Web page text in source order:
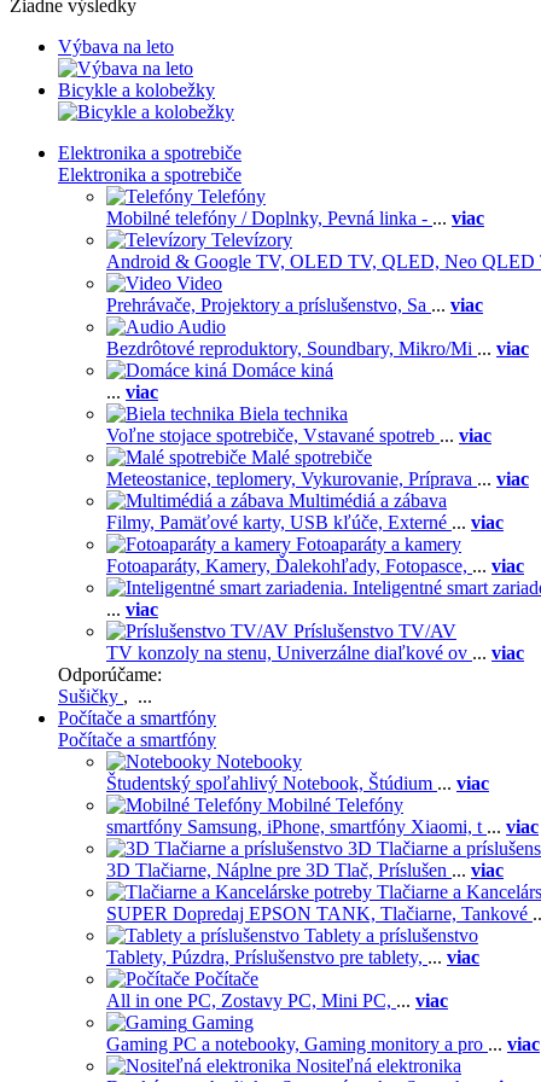
Žiadne výsledky
Výbava na leto
Bicykle a kolobežky
Elektronika a spotrebiče
Elektronika a spotrebiče
Telefóny
Mobilné telefóny / Doplnky, Pevná linka - ... viac
Televízory
Android & Google TV, OLED TV, QLED, Neo QLED
Video
Prehrávače, Projektory a príslušenstvo, Sa ... viac
Audio
Bezdrôtové reproduktory, Soundbary, Mikro/Mi ... viac
Domáce kiná
... viac
Biela technika
Voľne stojace spotrebiče, Vstavané spotreb ... viac
Malé spotrebiče
Meteostanice, teplomery, Vykurovanie, Príprava ... viac
Multimédiá a zábava
Filmy, Pamäťové karty, USB kľúče, Externé ... viac
Fotoaparáty a kamery
Fotoaparáty, Kamery, Ďalekohľady, Fotopasce, ... viac
Inteligentné smart
... viac
Príslušenstvo TV/AV
TV konzoly na stenu, Univerzálne diaľkové ov ... viac
Odporúčame:
Sušičky , ...
Počítače a smartfóny
Počítače a smartfóny
Notebooky
Študentský spoľahlivý Notebook, Štúdium ... viac
Mobilné Telefóny
smartfóny Samsung, iPhone, smartfóny Xiaomi, t ... viac
3D Tlačiarne a
3D Tlačiarne, Náplne pre 3D Tlač, Príslušen ... viac
Tlačiarne a
SUPER Dopredaj EPSON TANK, Tlačiarne, Tankové
Tablety a príslušenstvo
Tablety, Púzdra, Príslušenstvo pre tablety, ... viac
Počítače
All in one PC, Zostavy PC, Mini PC, ... viac
Gaming
Gaming PC a notebooky, Gaming monitory a pro ... viac
Nositeľná elektronika